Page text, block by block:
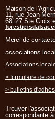
Maison de
11, rue Jean
68127 Ste Croix
Merci de
associations
Associations
> formulaire de
> bulletins
Trouver
correspondante